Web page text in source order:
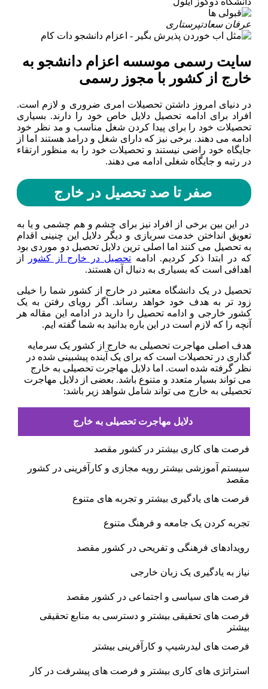
عرفان سعادتپرستاری
سایت رسمی موسسه اعزام دانشجو به
خارج از کشور با مجوز رسمی
در دنیای امروز داشتن تحصیلات امری ضروری و لازم است.
افراد برای ادامه تحصیل دلایل خاص خود را دارند. بسیاری
تحصیلات خود را برای پیدا کردن شغل مناسب و مد نظر خود
ادامه می دهند. برخی نیز که دارای شغل و درامد هستند اما از
جایگاه خود راضی نیستند و تحصیلات خود را به منظور ارتقاء
در رتبه و جایگاه شغلی ادامه می دهند.
صفر تا صد تحصیل در خارج
در این بین برخی از افراد نیز برای چشم و هم چشمی و یا به
تعویق انداختن خدمت سربازی و دیگر دلایل این چنینی اقدام
به تحصیل می کنند اما اصلی ترین دلایل تحصیل دو موردی بود
که در ابتدا ذکر کردیم. ادامه تحصیل در خارج از کشور
از
اهدافی است که بسیاری به دنبال آن هستند.
تحصیل در یک دانشگاه معتبر در خارج از کشور شما را خیلی
زود تر به هدف خود خواهد رساند. اگر رویای رفتن به یک
کشور خارجی و ادامه تحصیل را دارید در ادامه این مقاله هر
آنچه را که لازم است در این باره بدانید به شما گفته ایم.
هدف اصلی مهاجرت تحصیلی به خارج از کشور یک سرمایه
گذاری در تحصیلات است که برای یک آینده پیشبینی شده در
نظر گرفته شده است. اما دلایل مهاجرت تحصیلی به خارج
می تواند بسیار متعدد و متنوع باشد. بعضی از دلایل مهاجرت
تحصیلی به خارج می تواند شامل شواهد زیر باشد:
دلایل مهاجرت تحصیلی به خارج
فرصت های کاری بیشتر در کشور مقصد
سیستم آموزشی بیشتر رویه مجازی و کارآفرینی در کشور
مقصد
فرصت های یادگیری بیشتر و تجربه های متنوع
تجربه کردن یک جامعه و فرهنگ متنوع
رویدادهای فرهنگی و تفریحی در کشور مقصد
نیاز به یادگیری یک زبان خارجی
فرصت های سیاسی و اجتماعی در کشور مقصد
فرصت های تحقیقی بیشتر و دسترسی به منابع تحقیقی
بیشتر
فرصت های لیدرشیپ و کارآفرینی بیشتر
استراتژی های کاری بیشتر و فرصت های پیشرفت در کار